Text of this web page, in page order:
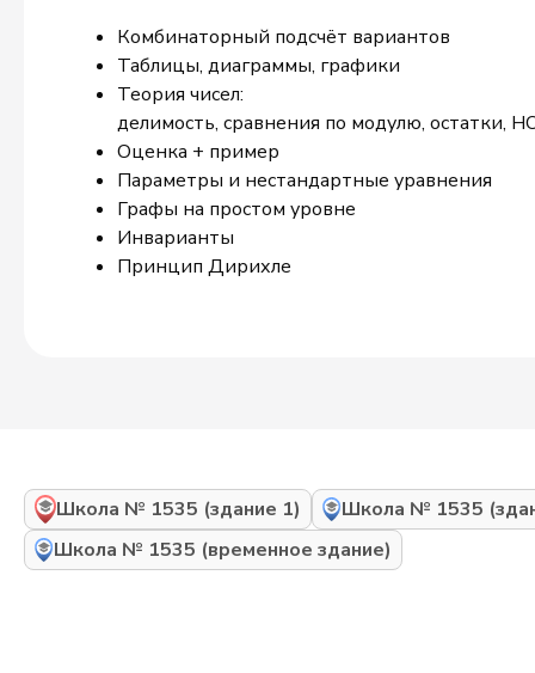
Комбинаторный подсчёт вариантов
Таблицы, диаграммы, графики
Теория чисел:
делимость, сравнения по модулю, остатки,
Оценка + пример
Параметры и нестандартные уравнения
Графы на простом уровне
Инварианты
Принцип Дирихле
Школа № 1535 (здание 1)
Школа № 1535
Школа № 1535 (временное здание)